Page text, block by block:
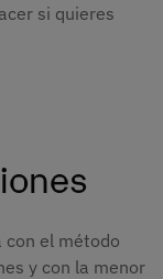
si quieres
el método
y con la menor